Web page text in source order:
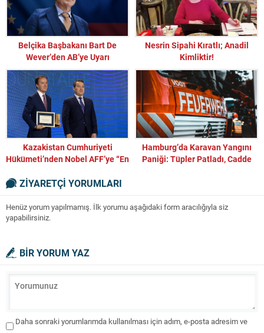
Belçika Başbakanı Bart De
Wever’den AB’ye Uyarı
Nesrin Sipahi Kıratlı; Anadil
Kimliktir!
Kazakistan Cumhuriyeti
Hükümeti’nden Nobel AFF’ye “En
Hamburg’da Karavan Yangını
Paniği: Tüpler Patladı, Cadde
ZİYARETÇİ YORUMLARI
Henüz yorum yapılmamış. İlk yorumu aşağıdaki form aracılığıyla siz
yapabilirsiniz.
BİR YORUM YAZ
Daha sonraki yorumlarımda kullanılması için adım, e-posta adresim ve